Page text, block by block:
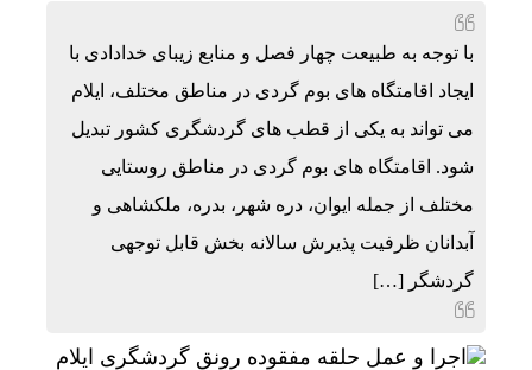
با توجه به طبیعت چهار فصل و منابع زیبای خدادادی با
ایجاد اقامتگاه های بوم گردی در مناطق مختلف، ایلام
می تواند به یکی از قطب های گردشگری کشور تبدیل
شود. اقامتگاه های بوم گردی در مناطق روستایی
مختلف از جمله ایوان، دره شهر، بدره، ملکشاهی و
آبدانان ظرفیت پذیرش سالانه بخش قابل توجهی
گردشگر […]